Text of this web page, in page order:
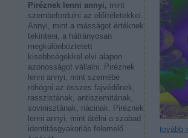
Piréznek lenni annyi, mint
szembefordulni az előítéletekkel.
Annyi, mint a másságot értéknek
tekinteni, a hátrányosan
megkülönböztetett
kisebbségekkel elvi alapon
azonosságot vállalni. Piréznek
lenni annyi, mint szemébe
röhögni az összes fajvédőnek,
rasszistának, antiszemitának,
sovinisztának, nácinak. Piréznek
lenni annyi, mint átélni a szabad
identitásgyakorlás felemelő
tovább